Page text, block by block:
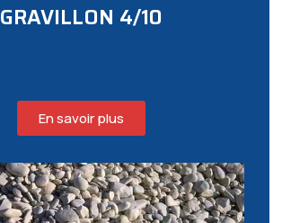
GRAVILLON 4/10
En savoir plus